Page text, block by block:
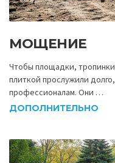
МОЩЕНИЕ
Чтобы площадки,
плиткой прослужили
профессионалам. Они …
ДОПОЛНИТЕЛЬНО